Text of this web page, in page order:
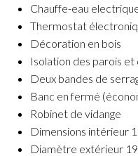
Chauffe-eau
Thermostat
Décoration en bois
Isolation des parois et
Deux bandes de
Banc en fermé
Robinet de vidange
Dimensions intérieur
Diamètre extérieur